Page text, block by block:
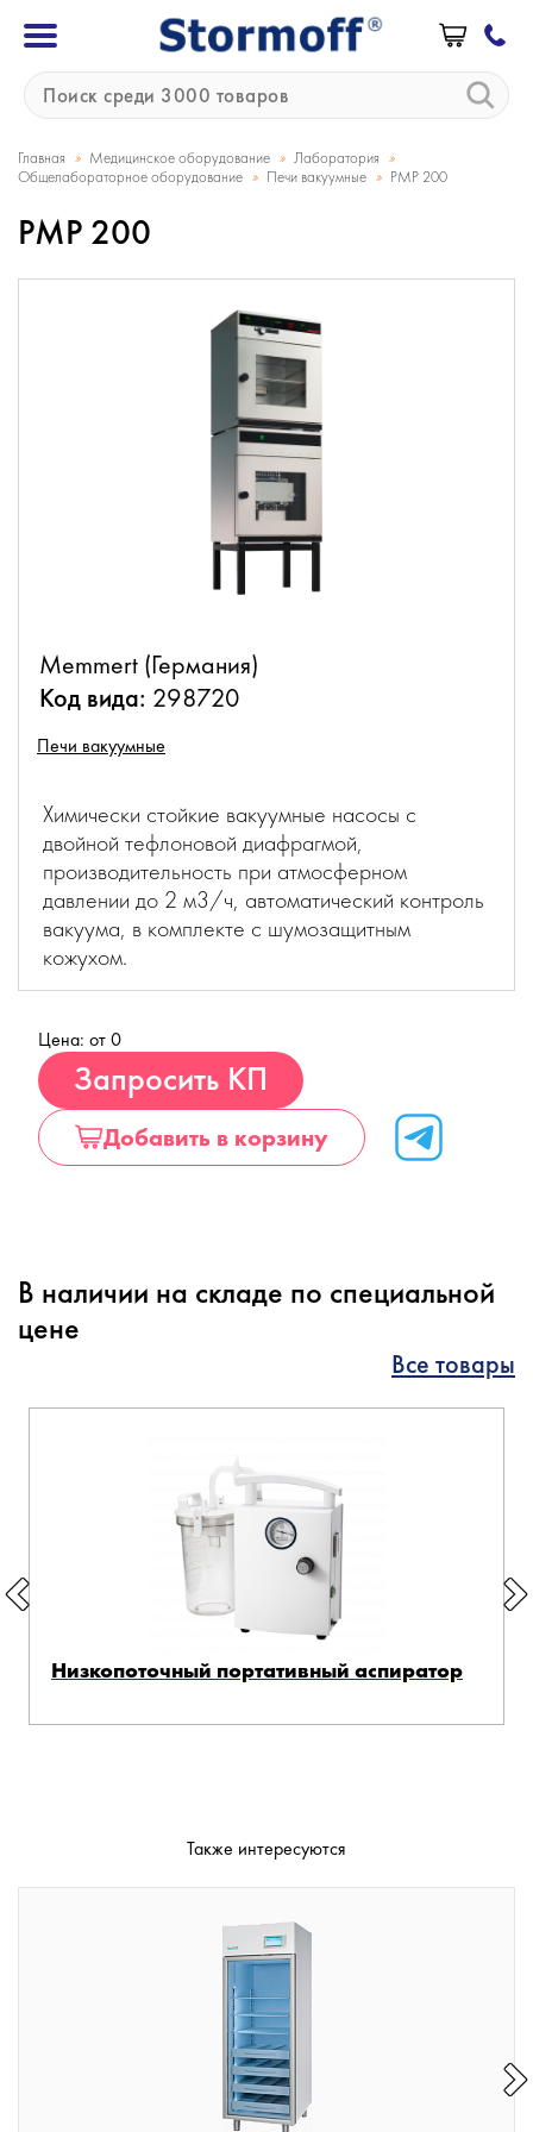
Главная » Медицинское оборудование » Лаборатория »
Общелабораторное оборудование » Печи вакуумные » PMP 200
PMP 200
Memmert (Германия)
Код вида: 298720
Печи вакуумные
Химически стойкие вакуумные насосы с
двойной тефлоновой диафрагмой,
производительность при атмосферном
давлении до 2 м3/ч, автоматический контроль
вакуума, в комплекте с шумозащитным
кожухом.
Цена: от 0
Запросить КП
Добавить в корзину
В наличии на складе по специальной
цене
Все товары
Низкопоточный портативный аспиратор
Также интересуются